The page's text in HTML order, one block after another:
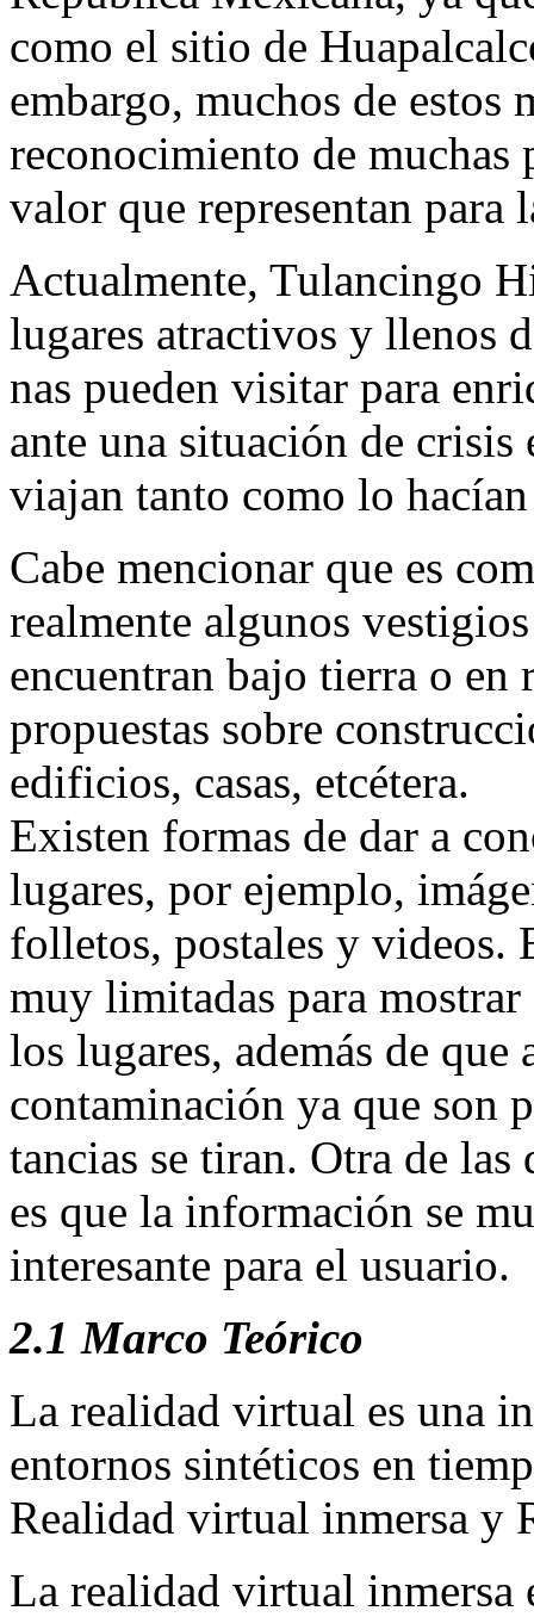
como el sitio de
embargo, muchos de estos
reconocimiento de muchas
valor que representan para
Actualmente, Tulancingo
lugares atractivos y llenos
nas pueden visitar para
ante una situación de crisis
viajan tanto como lo
Cabe mencionar que es
realmente algunos
encuentran bajo tierra o en
propuestas sobre
edificios, casas, etcétera.
Existen formas de dar a
lugares, por ejemplo,
folletos, postales y videos.
muy limitadas para mostrar
los lugares, además de que
contaminación ya que son
tancias se tiran. Otra de las
es que la información se
interesante para el usuario.
2.1 Marco Teórico
La realidad virtual es una
entornos sintéticos en
Realidad virtual inmersa y
La realidad virtual inmersa